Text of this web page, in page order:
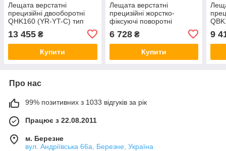
Лещата верстатні
прецизійні двооборотні
QHK160 (YR-YT-C) тип
13 455 ₴
Купити
Лещата верстатні
прецизійні жорстко-
фіксуючі поворотні
QM16125 (YR) тип 3418
6 728₴
Купити
9
Про нас
99% позитивних з 1033 відгуків за рік
Працює з 22.08.2011
м. Березне
вул. Андріївська 66а, Березне, Україна